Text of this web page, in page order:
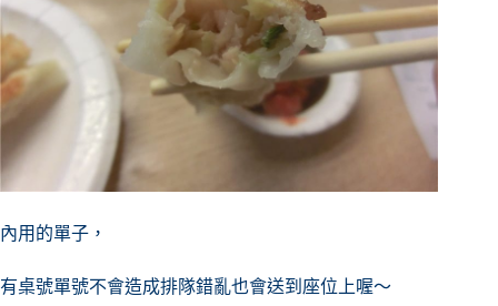
內用的單子，
有桌號單號不會造成排隊錯亂也會送到座位上喔～